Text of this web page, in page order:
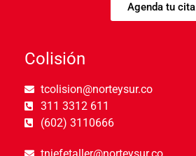
Agenda tu cita
Colisión
tcolision@norteysur.co
311 3312 611
(602) 3110666